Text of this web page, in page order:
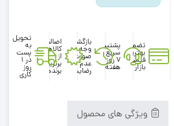
تضمین
بهترین
قیمت
بازار
پشتیبانی
سریع در
۷ روز
هفته
بازگشت
وجه در
صورت
عدم
رضایت
اصالت
کالاها
از
برترین
برندها
تحویل
به
پست
در 1
روز
کاری
ویژگی های محصول